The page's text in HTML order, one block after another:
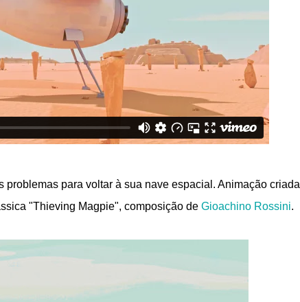
problemas para voltar à sua nave espacial. Animação criada
"Thieving Magpie", composição de Gioachino Rossini.